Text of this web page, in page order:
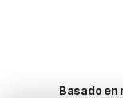
Basado en